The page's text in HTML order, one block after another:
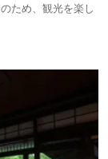
ため、観光を楽し